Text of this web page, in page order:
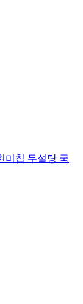
미칩 무설탕 국